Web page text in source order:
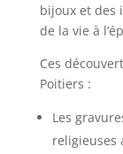
bijoux et des
de la vie à
Ces
Poitiers :
Les
religieuses